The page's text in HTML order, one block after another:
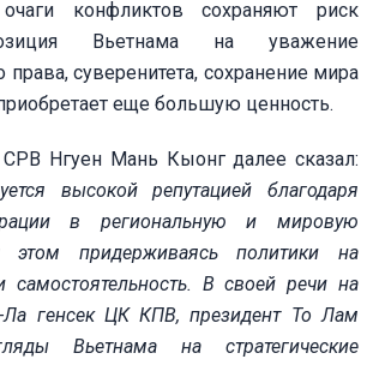
конфликтов сохраняют риск
Вьетнама на уважение
суверенитета, сохранение мира
еще большую ценность.
Нгуен Мань Кыонг далее сказал:
высокой репутацией благодаря
в региональную и мировую
этом придерживаясь политики на
самостоятельность. В своей речи на
Ла генсек ЦК КПВ, президент То Лам
Вьетнама на стратегические